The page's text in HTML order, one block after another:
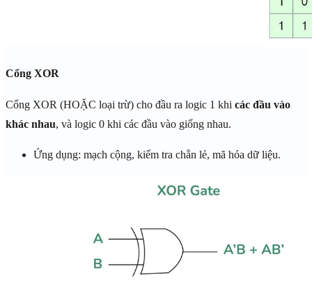
Cổng XOR
Cổng XOR (HOẶC loại trừ) cho đầu ra logic 1 khi các đầu vào
khác nhau, và logic 0 khi các đầu vào giống nhau.
Ứng dụng: mạch cộng, kiểm tra chẵn lẻ, mã hóa dữ liệu.